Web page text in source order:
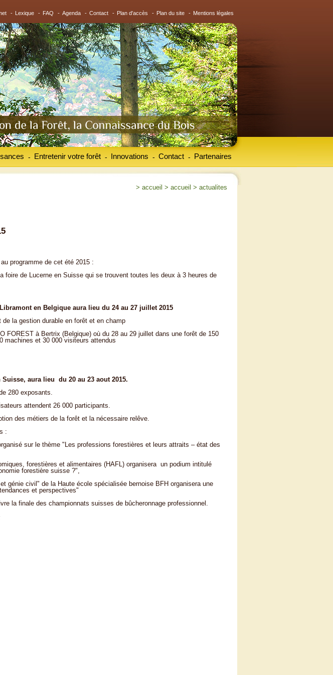
- Lexique - FAQ - Agenda - Contact - Plan d'accès - Plan du site - Mentions légales
Entretenir votre forêt
- Innovations
- Contact
- Partenaires
-
> accueil > accueil > actualites
programme de cet été 2015 :
foire de Lucerne en Suisse qui se trouvent toutes les deux à 3 heures de
en Belgique aura lieu du 24 au 27 juillet 2015
la gestion durable en forêt et en champ
FOREST à Bertrix (Belgique) où du 28 au 29 juillet dans une forêt de 150
machines et 30 000 visiteurs attendus
aura lieu du 20 au 23 aout 2015.
280 exposants.
attendent 26 000 participants.
des métiers de la forêt et la nécessaire relêve.
:
sur le thème "Les professions forestières et leurs attraits – état des
forestières et alimentaires (HAFL) organisera un podium intitulé
forestière suisse ?",
génie civil" de la Haute école spécialisée bernoise BFH organisera une
et perspectives"
la finale des championnats suisses de bûcheronnage professionnel.